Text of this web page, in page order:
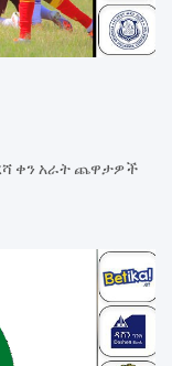
ቀን አራት ጨዋታዎች